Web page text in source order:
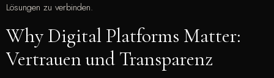
Lösungen zu verbinden.
Why Digital Platforms Matter:
Vertrauen und Transparenz